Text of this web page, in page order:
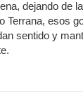
dejando de
Terrana, esos
sentido y